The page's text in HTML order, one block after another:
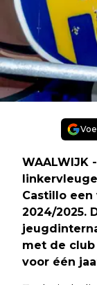
WAALWIJK
Castillo
2024/2025.
met de
voor één